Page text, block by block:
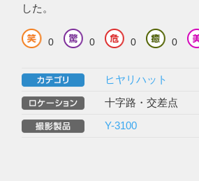
した。
0 0 0 0
ヒヤリハット
十字路・交差点
Y-3100